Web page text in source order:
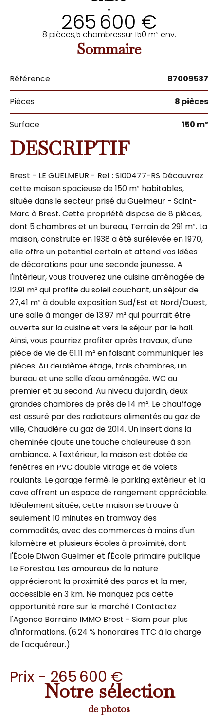
•
265 600 €
8 pièces,5 chambressur 150 m² env.
Sommaire
Référence 87009537
Pièces 8 pièces
Surface 150 m²
DESCRIPTIF
Brest - LE GUELMEUR - Ref : SI00477-RS Découvrez
cette maison spacieuse de 150 m² habitables,
située dans le secteur prisé du Guelmeur - Saint-
Marc à Brest. Cette propriété dispose de 8 pièces,
dont 5 chambres et un bureau, Terrain de 291 m². La
maison, construite en 1938 a été surélevée en 1970,
elle offre un potentiel certain et attend vos idées
de décorations pour une seconde jeunesse. A
l'intérieur, vous trouverez une cuisine aménagée de
12.91 m² qui profite du soleil couchant, un séjour de
27,41 m² à double exposition Sud/Est et Nord/Ouest,
une salle à manger de 13.97 m² qui pourrait être
ouverte sur la cuisine et vers le séjour par le hall.
Ainsi, vous pourriez profiter après travaux, d'une
pièce de vie de 61.11 m² en faisant communiquer les
pièces. Au deuxième étage, trois chambres, un
bureau et une salle d'eau aménagée. WC au
premier et au second. Au niveau du jardin, deux
grandes chambres de près de 14 m². Le chauffage
est assuré par des radiateurs alimentés au gaz de
ville, Chaudière au gaz de 2014. Un insert dans la
cheminée ajoute une touche chaleureuse à son
ambiance. A l'extérieur, la maison est dotée de
fenêtres en PVC double vitrage et de volets
roulants. Le garage fermé, le parking extérieur et la
cave offrent un espace de rangement appréciable.
Idéalement située, cette maison se trouve à
seulement 10 minutes en tramway des
commodités, avec des commerces à moins d'un
kilomètre et plusieurs écoles à proximité, dont
l'École Diwan Guelmer et l'École primaire publique
Le Forestou. Les amoureux de la nature
apprécieront la proximité des parcs et la mer,
accessible en 3 km. Ne manquez pas cette
opportunité rare sur le marché ! Contactez
l'Agence Barraine IMMO Brest - Siam pour plus
d'informations. (6.24 % honoraires TTC à la charge
de l'acquéreur.)
Prix - 265 600 €
Notre sélection
de photos